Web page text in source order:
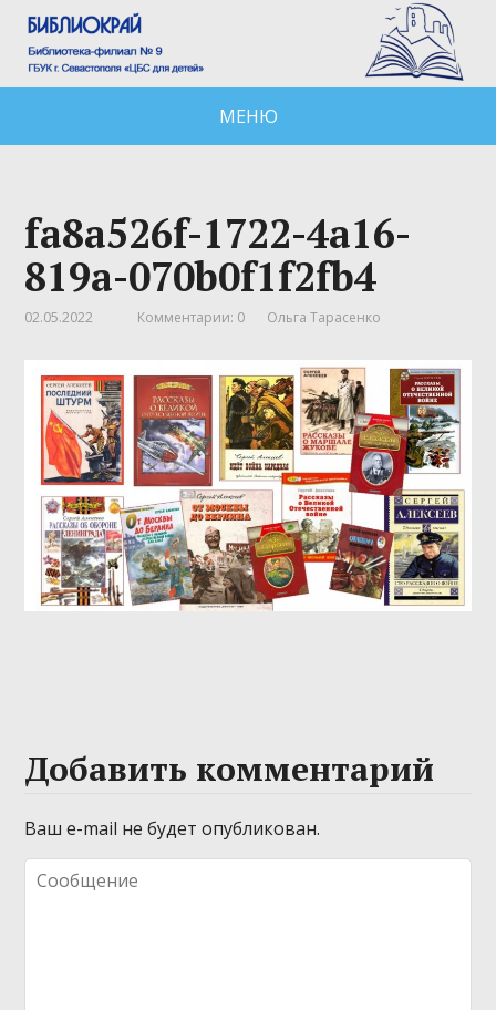
МЕНЮ
fa8a526f-1722-4a16-
819a-070b0f1f2fb4
02.05.2022 Комментарии: 0 Ольга Тарасенко
Добавить комментарий
Ваш e-mail не будет опубликован.